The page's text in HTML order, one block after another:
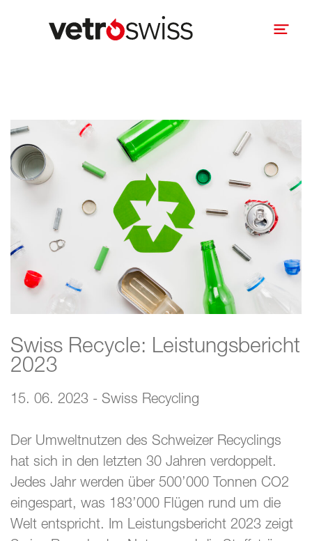
Swiss Recycle: Leistungsbericht
2023
15. 06. 2023 - Swiss Recycling
Der Umweltnutzen des Schweizer Recyclings
hat sich in den letzten 30 Jahren verdoppelt.
Jedes Jahr werden über 500’000 Tonnen CO2
eingespart, was 183’000 Flügen rund um die
Welt entspricht. Im Leistungsbericht 2023 zeigt